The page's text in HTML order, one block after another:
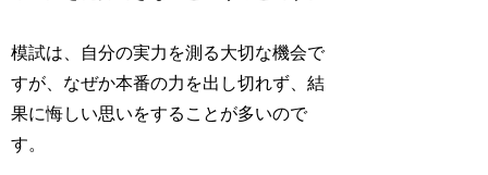
模試は、自分の実力を測る大切な機会で
すが、なぜか本番の力を出し切れず、結
果に悔しい思いをすることが多いので
す。